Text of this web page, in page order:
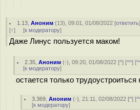
1.13 ,Аноним (13), 09:01, 01/08/2022 [ответить
[↑] [к модератору]
Даже Линус пользуется маком!
2.35 ,Аноним (-), 09:20, 01/08/2022 [^] [^^] [
[к модератору]
остается только трудоустроиться
3.369 ,Аноним (-), 21:11, 02/08/2022 [^] [
[к модератору]